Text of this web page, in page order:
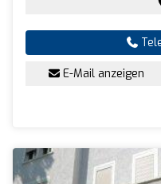
E-Mail anzeigen